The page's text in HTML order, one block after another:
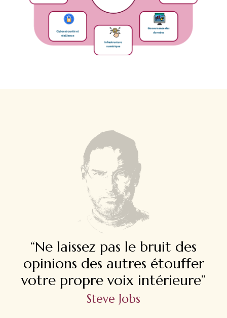
“Ne laissez pas le bruit des
opinions des autres étouffer
votre propre voix intérieure”
Steve Jobs